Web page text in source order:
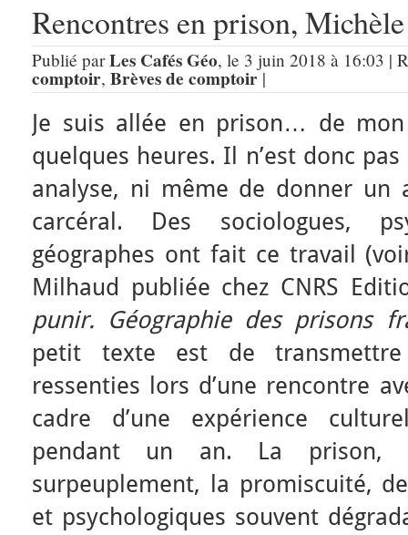
Rencontres en prison,
Publié parLes Cafés Géo, le 3 juin 2018 à 16:03 |
comptoir, Brèves de comptoir|
Je suis allée en prison… de
quelques heures. Il n’est donc
analyse, ni même de donner un
carcéral. Des sociologues,
géographes ont fait ce travail
Milhaud publiée chez CNRS
punir. Géographie des prisons
petit texte est de transmettre
ressenties lors d’une rencontre
cadre d’une expérience
pendant un an. La prison,
surpeuplement, la promiscuité,
et psychologiques souvent